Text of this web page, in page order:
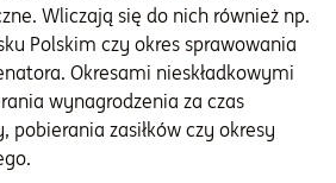
Wliczają się do nich również np.
Polskim czy okres sprawowania
Okresami nieskładkowymi
wynagrodzenia za czas
pobierania zasiłków czy okresy